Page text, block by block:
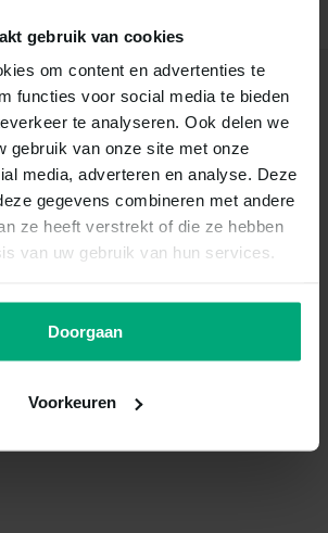
gebruik van cookies
om content en advertenties te
functies voor social media te bieden
te analyseren. Ook delen we
gebruik van onze site met onze
media, adverteren en analyse. Deze
gegevens combineren met andere
ze heeft verstrekt of die ze hebben
van uw gebruik van hun services.
Doorgaan
Voorkeuren